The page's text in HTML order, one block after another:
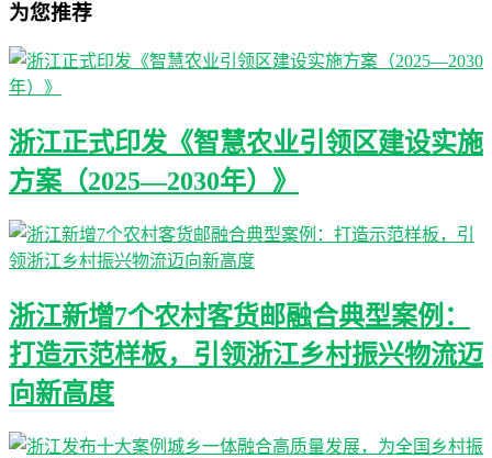
为您推荐
浙江正式印发《智慧农业引领区建设实施
方案（2025—2030年）》
浙江新增7个农村客货邮融合典型案例：
打造示范样板，引领浙江乡村振兴物流迈
向新高度